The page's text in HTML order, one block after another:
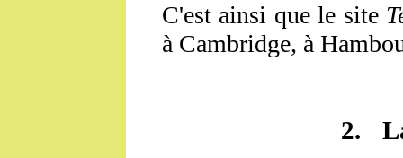
C'est ainsi que le site
à Cambridge, à
2.